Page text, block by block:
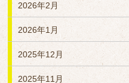
2026年2月
2026年1月
2025年12月
2025年11月